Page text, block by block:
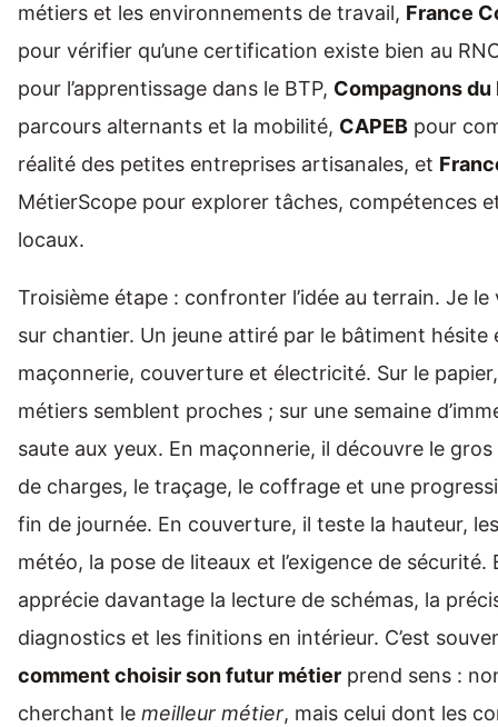
métiers et les environnements de travail, France
pour vérifier qu’une certification existe bien au
pour l’apprentissage dans le BTP, Compagnons du
parcours alternants et la mobilité, CAPEB pour
réalité des petites entreprises artisanales, et
MétierScope pour explorer tâches, compétences
locaux.
Troisième étape : confronter l’idée au terrain. Je
sur chantier. Un jeune attiré par le bâtiment hésite
maçonnerie, couverture et électricité. Sur le
métiers semblent proches ; sur une semaine
saute aux yeux. En maçonnerie, il découvre le
de charges, le traçage, le coffrage et une
fin de journée. En couverture, il teste la hauteur,
météo, la pose de liteaux et l’exigence de sécurité.
apprécie davantage la lecture de schémas, la
diagnostics et les finitions en intérieur. C’est
comment choisir son futur métier prend sens :
cherchant le meilleur métier, mais celui dont les